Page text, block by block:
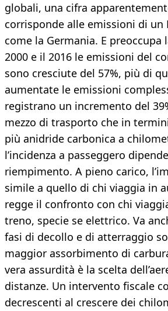
globali, una cifra
corrisponde alle emissioni di un
come la Germania. E preoccupa
2000 e il 2016 le emissioni del
sono cresciute del 57%, più di
aumentate le emissioni
registrano un incremento del
mezzo di trasporto che in
più anidride carbonica a
l’incidenza a passeggero
riempimento. A pieno carico,
simile a quello di chi viaggia in
regge il confronto con chi
treno, specie se elettrico. Va
fasi di decollo e di atterraggio
maggior assorbimento di
vera assurdità è la scelta
distanze. Un intervento fiscale
decrescenti al crescere dei